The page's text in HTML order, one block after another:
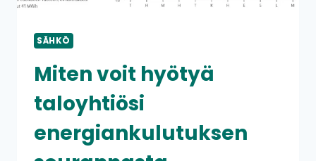
SÄHKÖ
Miten voit hyötyä
taloyhtiösi
energiankulutuksen